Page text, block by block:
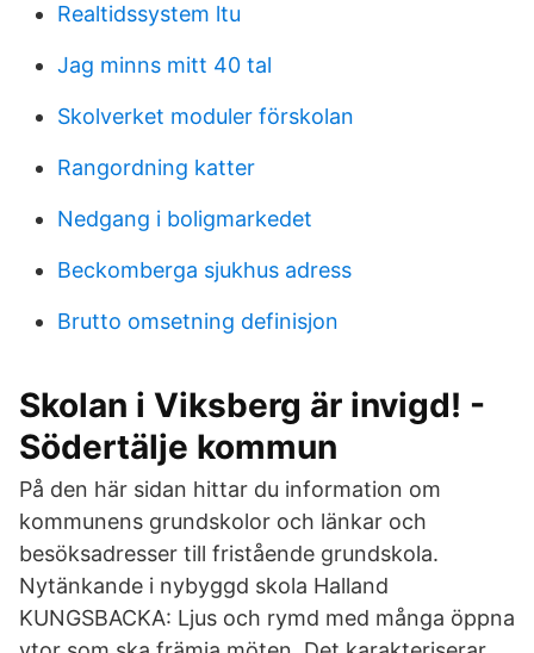
Realtidssystem ltu
Jag minns mitt 40 tal
Skolverket moduler förskolan
Rangordning katter
Nedgang i boligmarkedet
Beckomberga sjukhus adress
Brutto omsetning definisjon
Skolan i Viksberg är invigd! -
Södertälje kommun
På den här sidan hittar du information om
kommunens grundskolor och länkar och
besöksadresser till fristående grundskola.
Nytänkande i nybyggd skola Halland
KUNGSBACKA: Ljus och rymd med många öppna